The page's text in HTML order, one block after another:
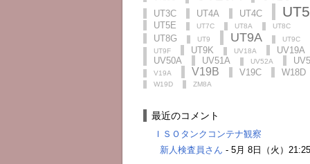
UT3C UT4A UT4C
UT5E UT7C UT8A UT8C
UT8G UT9 UT9A
UT9C
UT9F
UT9K UV18A
UV19A
UV50A
UV51A UV52A
V19A V19B V19C W18D
W19D ZM8A
最近のコメント
ＩＳＯタンクコンテナ観察
新人検査員さん - 5月 8日（火）21:25